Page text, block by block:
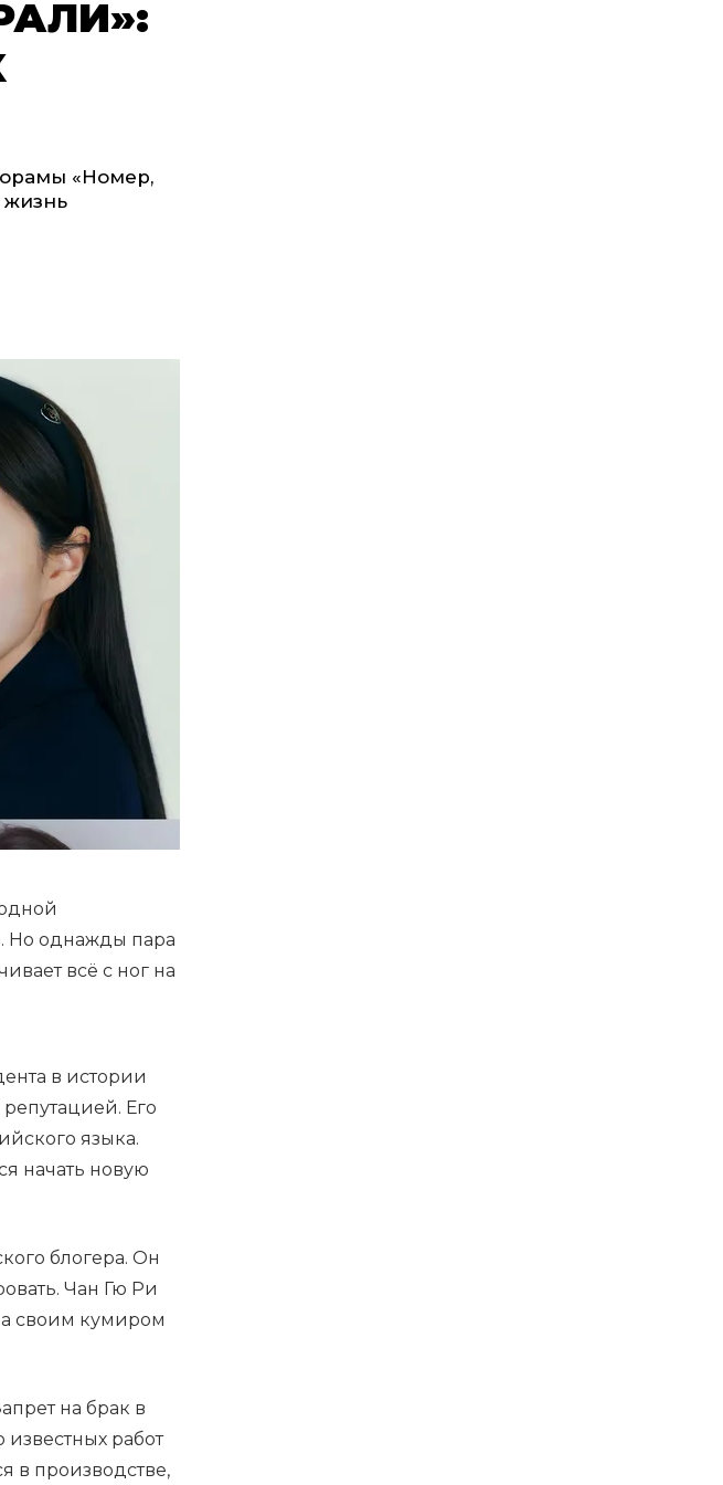
«Номер,
жизнь
Но однажды пара
всё с ног на
в истории
Его
языка.
начать новую
блогера. Он
Чан Гю Ри
своим кумиром
на брак в
работ
в производстве,